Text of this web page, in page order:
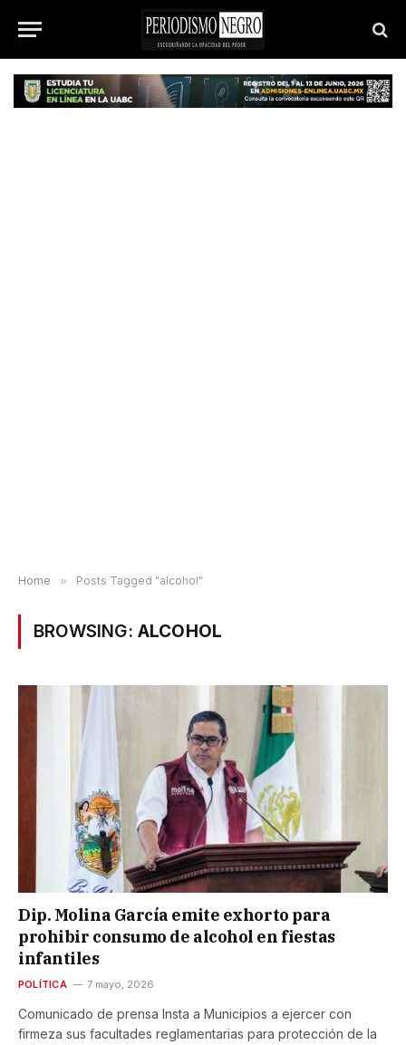
Home » Posts Tagged "alcohol"
BROWSING: ALCOHOL
Dip. Molina García emite exhorto para
prohibir consumo de alcohol en fiestas
infantiles
POLÍTICA 7 mayo, 2026
Comunicado de prensa Insta a Municipios a ejercer con
firmeza sus facultades reglamentarias para protección de la